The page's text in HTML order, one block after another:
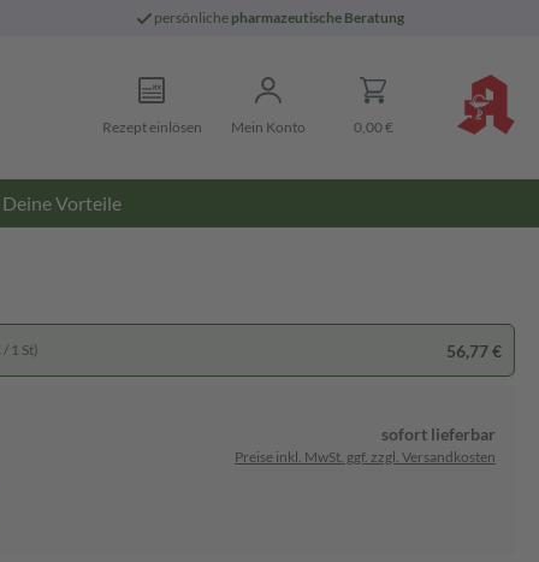
persönliche pharmazeutische Beratung
Rezept einlösen Mein Konto 0,00 €
Deine Vorteile
1 St) 56,77 €
sofort lieferbar
Preise inkl. MwSt. ggf. zzgl. Versandkosten